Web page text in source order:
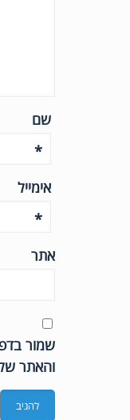
שם
*
אימייל
*
אתר
שמור
והאתר